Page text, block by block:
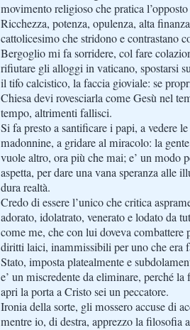
movimento religioso che pratica
Ricchezza, potenza, opulenza, alta
cattolicesimo che stridono e contrastano
Bergoglio mi fa sorridere, col fare
rifiutare gli alloggi in vaticano, spostarsi
il tifo calcistico, la faccia gioviale: se
Chiesa devi rovesciarla come Gesù nel
tempo, altrimenti fallisci.
Si fa presto a santificare i papi, a vedere
madonnine, a gridare al miracolo: la
vuole altro, ora più che mai; e’ un modo
aspetta, per dare una vana speranza alle
dura realtà.
Credo di essere l’unico che critica
adorato, idolatrato, venerato e lodato da
come me, che con lui doveva combattere
diritti laici, inammissibili per uno che era
Stato, imposta platealmente e
e’ un miscredente da eliminare, perché la
apri la porta a Cristo sei un peccatore.
Ironia della sorte, gli mossero accuse di
mentre io, di destra, apprezzo la filosofia